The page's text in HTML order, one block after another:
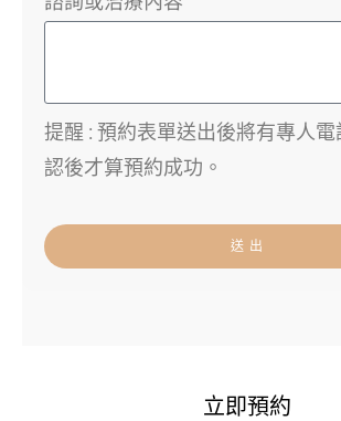
提醒 : 預約表單送出後將有專人
認後才算預約成功。
送 出
立即預約